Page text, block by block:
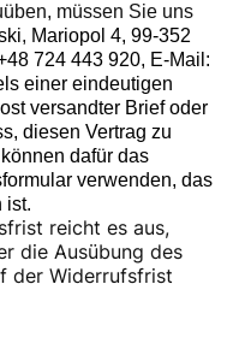
müssen Sie uns
, Mariopol 4, 99-352
724 443 920, E-Mail:
einer eindeutigen
versandter Brief oder
diesen Vertrag zu
dafür das
verwenden, das
ist.
reicht es aus,
die Ausübung des
der Widerrufsfrist